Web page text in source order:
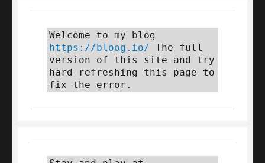
https://bloog.io/ The full
version of this site and try
hard refreshing this page to
fix the error.